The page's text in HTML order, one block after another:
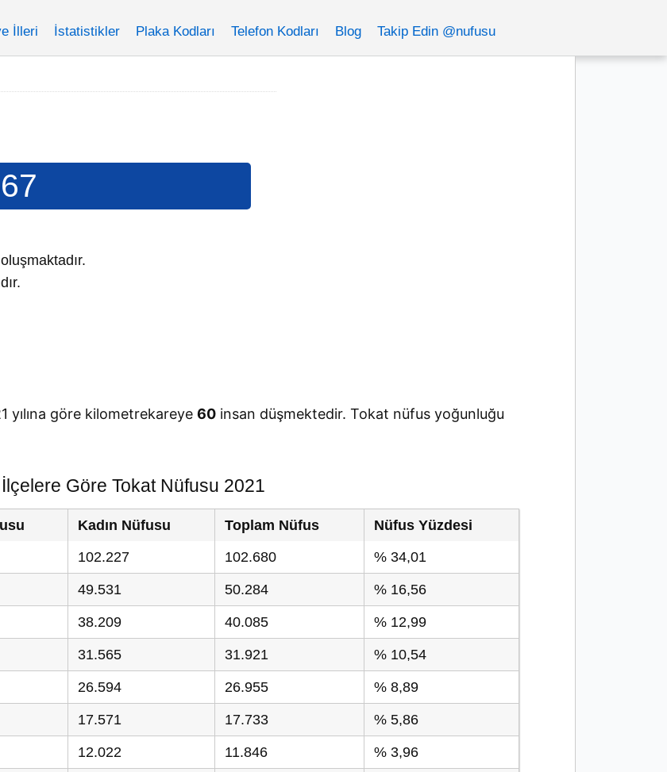
İlleri İstatistikler Plaka Kodları Telefon Kodları Blog Takip Edin @nufusu
yılına göre kilometrekareye 60 insan düşmektedir. Tokat nüfus yoğunluğu
İlçelere Göre Tokat Nüfusu 2021
Kadın Nüfusu Toplam Nüfus
Nüfus Yüzdesi
102.227 102.680 % 34,01
49.531 50.284 % 16,56
38.209 40.085 % 12,99
31.565 31.921 % 10,54
26.594 26.955 % 8,89
17.571 17.733 % 5,86
12.022 11.846 % 3,96